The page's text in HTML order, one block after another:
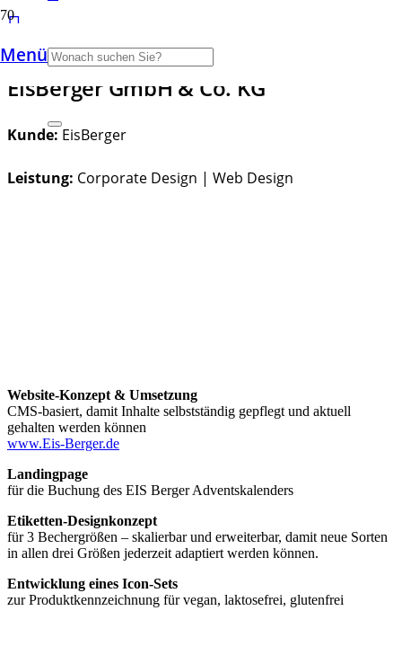
Menü
EisBerger GmbH & Co. KG
Kunde: EisBerger
Leistung: Corporate Design | Web Design
Website-Konzept & Umsetzung
CMS-basiert, damit Inhalte selbstständig gepflegt und aktuell
gehalten werden können
www.Eis-Berger.de
Landingpage
für die Buchung des EIS Berger Adventskalenders
Etiketten-Designkonzept
für 3 Bechergrößen – skalierbar und erweiterbar, damit neue Sorten
in allen drei Größen jederzeit adaptiert werden können.
Entwicklung eines Icon-Sets
zur Produktkennzeichnung für vegan, laktosefrei, glutenfrei